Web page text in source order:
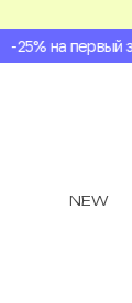
-25% на первый
NEW